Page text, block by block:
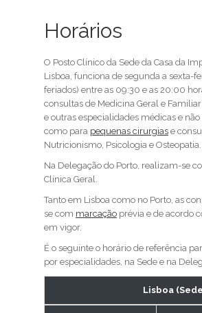
Horários
O Posto Clínico da Sede da Casa da
Lisboa, funciona de segunda a sexta-
feriados) entre as 09:30 e as 20:00
consultas de Medicina Geral e
e outras especialidades médicas e
como para pequenas cirurgias e
Nutricionismo, Psicologia e Osteopatia.
Na Delegação do Porto, realizam-se
Clínica Geral.
Tanto em Lisboa como no Porto, as
se com marcação prévia e de acordo
em vigor.
É o seguinte o horário de referência
por especialidades, na Sede e na
Lisboa